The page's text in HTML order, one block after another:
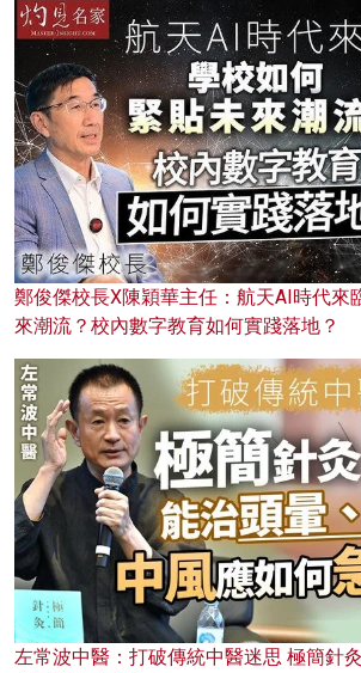
鄭俊傑校長X陳穎華主任：航天AI時代來
來潮流？校內數字教育如何實踐落地？
左常波中醫：打破傳統中醫迷思 極簡針